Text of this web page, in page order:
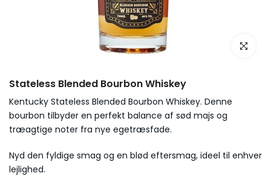
Stateless Blended Bourbon Whiskey
Kentucky Stateless Blended Bourbon Whiskey. Denne
bourbon tilbyder en perfekt balance af sød majs og
træagtige noter fra nye egetræsfade.
Nyd den fyldige smag og en blød eftersmag, ideel til enhver
lejlighed.